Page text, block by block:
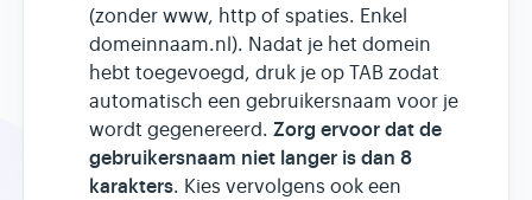
(zonder www, http of spaties. Enkel
domeinnaam.nl). Nadat je het domein
hebt toegevoegd, druk je op TAB zodat
automatisch een gebruikersnaam voor je
wordt gegenereerd. Zorg ervoor dat de
gebruikersnaam niet langer is dan 8
karakters. Kies vervolgens ook een